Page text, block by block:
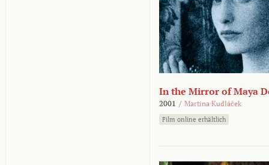
In the Mirror of Maya
2001 / Martina Kudláček
Film online erhältlich